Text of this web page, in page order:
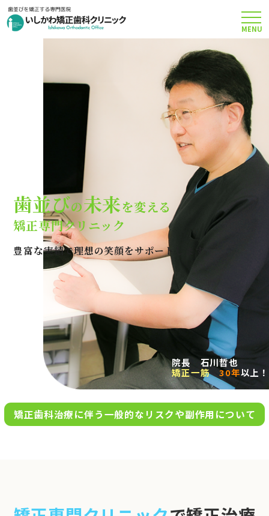
矯正治療について
当院のこだわり
費用について
クリニック案内
Q＆A
アクセス
お問い合わせ
完全
0120-695-578
※日曜は不定期で診療してい
MENU
歯並びの未来を変える
矯正専門クリニック
豊富な実績で理想の笑顔をサポートします
院長 石川哲也
矯正一筋
30年以上！
矯正歯科治療に伴う一般的なリスクや副作用について